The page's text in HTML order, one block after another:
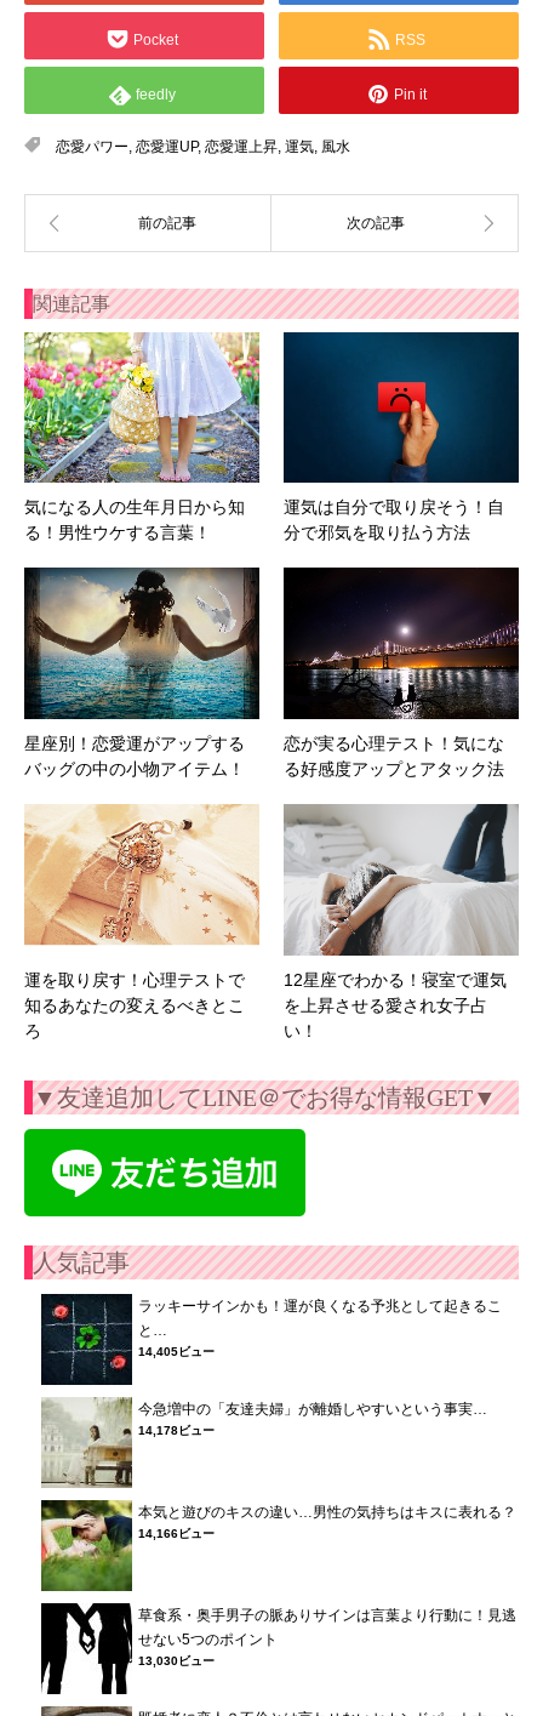
Pocket RSS
feedly Pin it
恋愛パワー 恋愛運UP, 恋愛運上昇 運気 風水
関連記事
気になる人の生年月日から知
る！男性ウケする言葉！
運気は自分で取り戻そう！自
分で邪気を取り払う方法
星座別！恋愛運がアップする
バッグの中の小物アイテム！
恋が実る心理テスト！気にな
る好感度アップとアタック法
運を取り戻す！心理テストで
知るあなたの変えるべきとこ
ろ
12星座でわかる！寝室で運気
を上昇させる愛され女子占
い！
▼友達追加してLINE＠でお得な情報GET▼
人気記事
ラッキーサインかも！運が良くなる予兆として起きるこ
と…
14,405ビュー
今急増中の「友達夫婦」が離婚しやすいという事実…
14,178ビュー
本気と遊びのキスの違い…男性の気持ちはキスに表れる？
14,166ビュー
草食系・奥手男子の脈ありサインは言葉より行動に！見逃
せない5つのポイント
13,030ビュー